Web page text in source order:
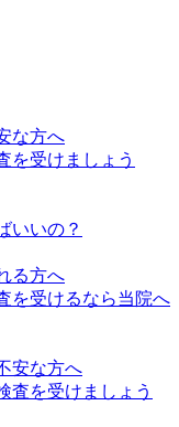
な方へ
を受けましょう
いいの？
る方へ
を受けるなら当院へ
安な方へ
査を受けましょう